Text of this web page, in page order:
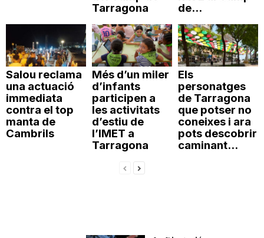
Tarragona
de...
Salou reclama
una actuació
immediata
contra el top
manta de
Cambrils
Més d’un miler
d’infants
participen a
les activitats
d’estiu de
l’IMET a
Tarragona
Els
personatges
de Tarragona
que potser no
coneixes i ara
pots descobrir
caminant...